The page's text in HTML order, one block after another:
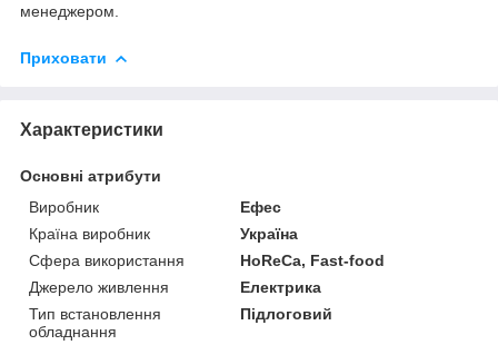
менеджером.
Приховати
Характеристики
Основні атрибути
Виробник
Ефес
Країна виробник
Україна
Сфера використання
HoReCa, Fast-food
Джерело живлення
Електрика
Тип встановлення
обладнання
Підлоговий